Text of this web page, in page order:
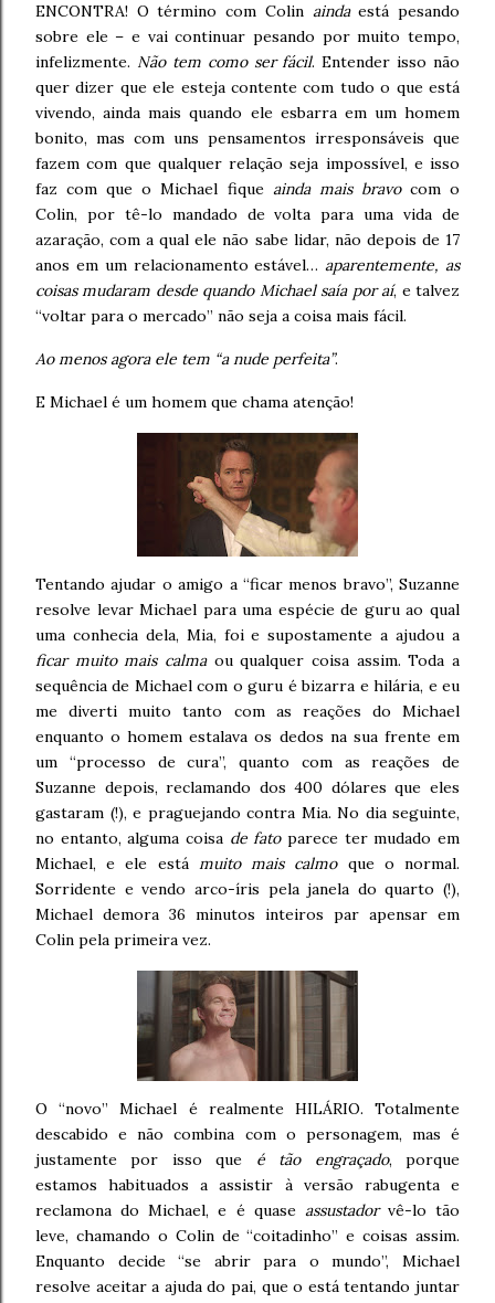
ENCONTRA! O término com Colin aindaestá pesando
sobre ele – e vai continuar pesando por muito tempo,
infelizmente. Não tem como ser fácil. Entender isso não
quer dizer que ele esteja contente com tudo o que está
vivendo, ainda mais quando ele esbarra em um homem
bonito, mas com uns pensamentos irresponsáveis que
fazem com que qualquer relação seja impossível, e isso
faz com que o Michael fique ainda mais bravocom o
Colin, por tê-lo mandado de volta para uma vida de
azaração, com a qual ele não sabe lidar, não depois de 17
anos em um relacionamento estável…aparentemente, as
coisas mudaram desde quando Michael saía por aí, e talvez
“voltar para o mercado” não seja a coisa mais fácil.
Ao menos agora ele tem “a nude perfeita”.
E Michael é um homem que chama atenção!
Tentando ajudar o amigo a “ficar menos bravo”, Suzanne
resolve levar Michael para uma espécie de guru ao qual
uma conhecia dela, Mia, foi e supostamente a ajudou a
ficar muito mais calmaou qualquer coisa assim. Toda a
sequência de Michael com o guru é bizarra e hilária, e eu
me diverti muito tanto com as reações do Michael
enquanto o homem estalava os dedos na sua frente em
um “processo de cura”, quanto com as reações de
Suzanne depois, reclamando dos 400 dólares que eles
gastaram (!), e praguejando contra Mia. No dia seguinte,
no entanto, alguma coisa de fatoparece ter mudado em
Michael, e ele está muito mais calmo que o normal.
Sorridente e vendo arco-íris pela janela do quarto (!),
Michael demora 36 minutos inteiros par apensar em
Colin pela primeira vez.
O “novo” Michael é realmente HILÁRIO. Totalmente
descabido e não combina com o personagem, mas é
justamente por isso que é tão engraçado, porque
estamos habituados a assistir à versão rabugenta e
reclamona do Michael, e é quase assustadorvê-lo tão
leve, chamando o Colin de “coitadinho” e coisas assim.
Enquanto decide “se abrir para o mundo”, Michael
resolve aceitar a ajuda do pai, que o está tentando juntar